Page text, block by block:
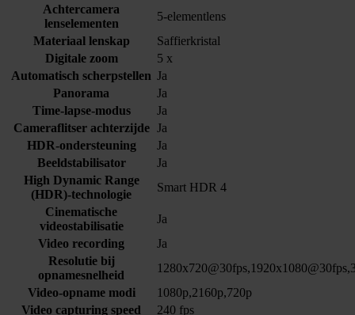
Achtercamera
lenselementen
5-elementlens
Materiaal lenskap
Saffierkristal
Digitale zoom
5 x
Automatisch scherpstellen Ja
Panorama
Ja
Time-lapse-modus
Ja
Cameraflitser achterzijde Ja
HDR-ondersteuning
Ja
Beeldstabilisator
Ja
High Dynamic Range
(HDR)-technologie
Smart HDR 4
Cinematische
videostabilisatie
Ja
Video recording
Ja
Resolutie bij
opnamesnelheid
Video-opname modi
1080p,2160p,720p
Video capturing speed
240 fps